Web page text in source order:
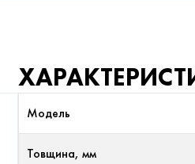
Модель
Товщина, мм